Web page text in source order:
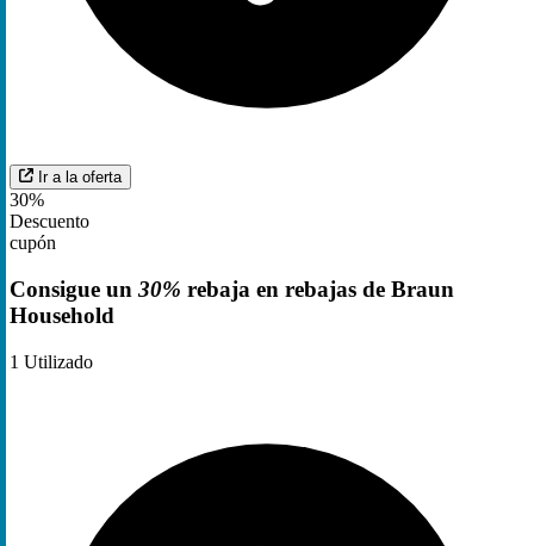
Ir a la oferta
30%
Descuento
cupón
Consigue un 30% rebaja en rebajas de Braun
Household
1 Utilizado